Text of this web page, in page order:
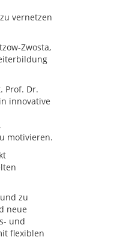
vernetzen
Zwosta,
Prof. Dr.
innovative
motivieren.
zu
neue
und
flexiblen